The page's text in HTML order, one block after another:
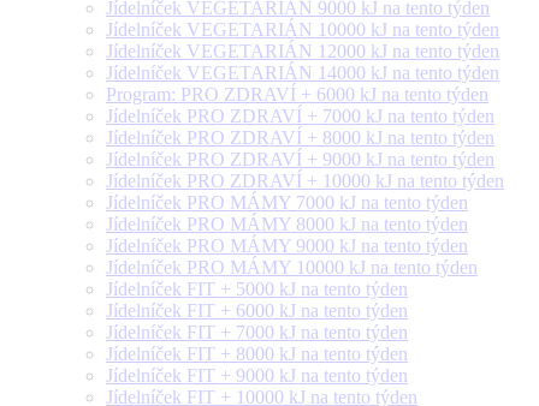
Jídelníček VEGETARIÁN 9000 kJ na tento týden
Jídelníček VEGETARIÁN 10000 kJ na tento týden
Jídelníček VEGETARIÁN 12000 kJ na tento týden
Jídelníček VEGETARIÁN 14000 kJ na tento týden
Program: PRO ZDRAVÍ + 6000 kJ na tento týden
Jídelníček PRO ZDRAVÍ + 7000 kJ na tento týden
Jídelníček PRO ZDRAVÍ + 8000 kJ na tento týden
Jídelníček PRO ZDRAVÍ + 9000 kJ na tento týden
Jídelníček PRO ZDRAVÍ + 10000 kJ na tento týden
Jídelníček PRO MÁMY 7000 kJ na tento týden
Jídelníček PRO MÁMY 8000 kJ na tento týden
Jídelníček PRO MÁMY 9000 kJ na tento týden
Jídelníček PRO MÁMY 10000 kJ na tento týden
Jídelníček FIT + 5000 kJ na tento týden
Jídelníček FIT + 6000 kJ na tento týden
Jídelníček FIT + 7000 kJ na tento týden
Jídelníček FIT + 8000 kJ na tento týden
Jídelníček FIT + 9000 kJ na tento týden
Jídelníček FIT + 10000 kJ na tento týden